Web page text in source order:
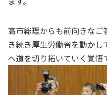
高市総理からも前向きなご
き続き厚生労働省を動か
へ道を切り拓いていく覚悟